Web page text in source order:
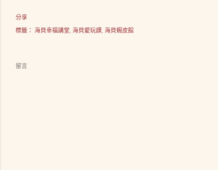
分享
標籤： 海貝幸福講堂 海貝愛玩課 海貝蝦皮館
留言